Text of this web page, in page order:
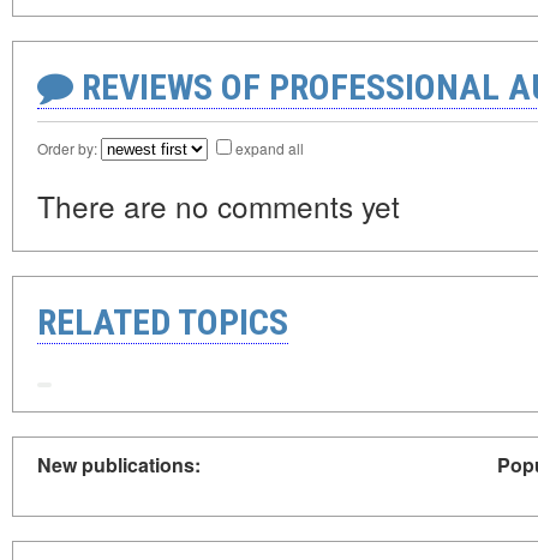
REVIEWS OF PROFESSIONAL
Order by: expand all
There are no comments yet
RELATED TOPICS
New publications: